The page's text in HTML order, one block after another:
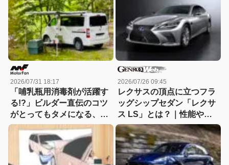
2026/07/31 18:17
「哺乳瓶用消毒剤が活躍す
る!?」ビルダー直伝のコツ
がとってもタメになる、キ
ャンピングカーのお手入れ
2026/07/26 09:45
レクサスの頂点に立つフラ
ッグシップセダン「レクサ
ス LS」とは？｜性能や特
徴、新車・中古車価格